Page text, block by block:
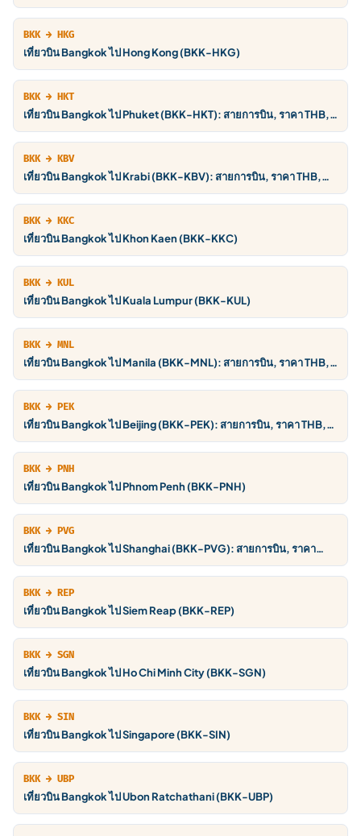
BKK → HKG
เที่ยวบิน Bangkok ไป Hong Kong (BKK-HKG)
BKK → HKT
เที่ยวบิน Bangkok ไป Phuket (BKK-HKT): สายการบิน, ราคา THB,
BKK → KBV
เที่ยวบิน Bangkok ไป Krabi (BKK-KBV): สายการบิน, ราคา THB,
BKK → KKC
เที่ยวบิน Bangkok ไป Khon Kaen (BKK-KKC)
BKK → KUL
เที่ยวบิน Bangkok ไป Kuala Lumpur (BKK-KUL)
BKK → MNL
เที่ยวบิน Bangkok ไป Manila (BKK-MNL): สายการบิน, ราคา THB,
BKK → PEK
เที่ยวบิน Bangkok ไป Beijing (BKK-PEK): สายการบิน, ราคา THB,
BKK → PNH
เที่ยวบิน Bangkok ไป Phnom Penh (BKK-PNH)
BKK → PVG
เที่ยวบิน Bangkok ไป Shanghai (BKK-PVG): สายการบิน, ราคา
BKK → REP
เที่ยวบิน Bangkok ไป Siem Reap (BKK-REP)
BKK → SGN
เที่ยวบิน Bangkok ไป Ho Chi Minh City (BKK-SGN)
BKK → SIN
เที่ยวบิน Bangkok ไป Singapore (BKK-SIN)
BKK → UBP
เที่ยวบิน Bangkok ไป Ubon Ratchathani (BKK-UBP)